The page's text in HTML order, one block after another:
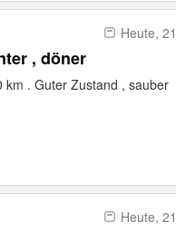
Heute,
, döner
km . Guter Zustand , sauber
Heute,